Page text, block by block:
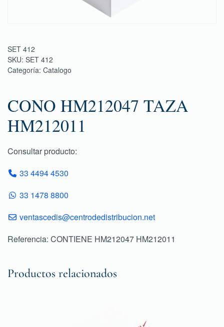
SET 412
SKU: SET 412
Categoría: Catalogo
CONO HM212047 TAZA
HM212011
Consultar producto:
33 4494 4530
33 1478 8800
ventascedis@centrodedistribucion.net
Referencia: CONTIENE HM212047 HM212011
Productos relacionados